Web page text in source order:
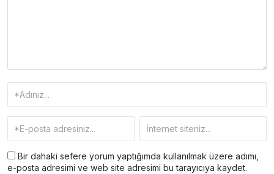
Bir dahaki sefere yorum yaptığımda kullanılmak üzere adımı,
e-posta adresimi ve web site adresimi bu tarayıcıya kaydet.